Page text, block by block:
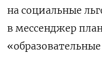
на социальные
в мессенджер